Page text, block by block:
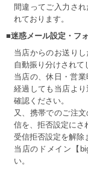
間違ってご入力さ
れております。
■迷惑メール設定・フ
当店からのお送り
自動振り分けされて
当店の、休日・営
経過しても当店よ
確認ください。
又、携帯でのご注
信を、拒否設定にさ
受信拒否設定を解除
当店のドメイン【
い。